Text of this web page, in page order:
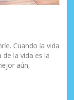
Cuando la vida
de la vida es la
aún,